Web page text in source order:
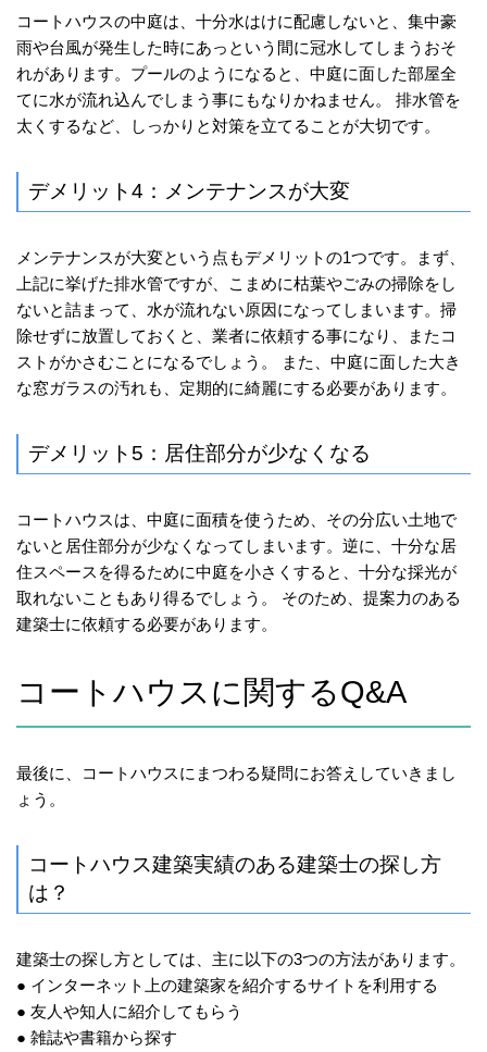
コートハウスの中庭は、十分水はけに配慮しないと、集中豪
雨や台風が発生した時にあっという間に冠水してしまうおそ
れがあります。プールのようになると、中庭に面した部屋全
てに水が流れ込んでしまう事にもなりかねません。 排水管を
太くするなど、しっかりと対策を立てることが大切です。
デメリット4：メンテナンスが大変
メンテナンスが大変という点もデメリットの1つです。まず、
上記に挙げた排水管ですが、こまめに枯葉やごみの掃除をし
ないと詰まって、水が流れない原因になってしまいます。掃
除せずに放置しておくと、業者に依頼する事になり、またコ
ストがかさむことになるでしょう。 また、中庭に面した大き
な窓ガラスの汚れも、定期的に綺麗にする必要があります。
デメリット5：居住部分が少なくなる
コートハウスは、中庭に面積を使うため、その分広い土地で
ないと居住部分が少なくなってしまいます。逆に、十分な居
住スペースを得るために中庭を小さくすると、十分な採光が
取れないこともあり得るでしょう。 そのため、提案力のある
建築士に依頼する必要があります。
コートハウスに関するQ&A
最後に、コートハウスにまつわる疑問にお答えしていきまし
ょう。
コートハウス建築実績のある建築士の探し方
は？
建築士の探し方としては、主に以下の3つの方法があります。
● インターネット上の建築家を紹介するサイトを利用する
● 友人や知人に紹介してもらう
● 雑誌や書籍から探す